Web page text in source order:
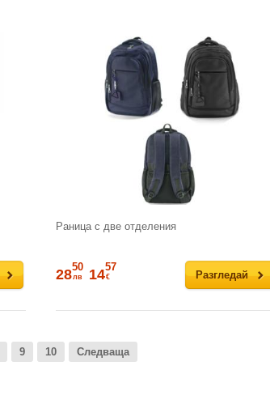
Раница с две отделения
Разгледай
2850
лв 1457
€
9 10 Следваща